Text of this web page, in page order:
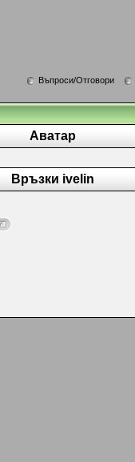
Въпроси/Отговори
Аватар
Връзки ivelin